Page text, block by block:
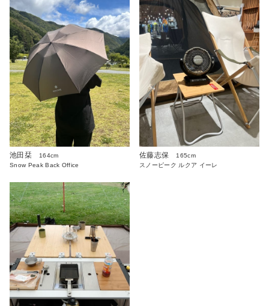
池田栞
164cm
Snow Peak Back Office
佐藤志保
165cm
スノーピーク ルクア イーレ